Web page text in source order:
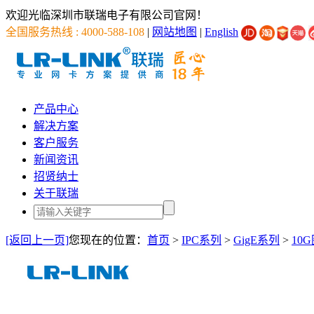
欢迎光临深圳市联瑞电子有限公司官网！
全国服务热线 : 4000-588-108 | 网站地图 | English
产品中心
解决方案
客户服务
新闻资讯
招贤纳士
关于联瑞
[返回上一页]您现在的位置： 首页 > IPC系列 > GigE系列 >